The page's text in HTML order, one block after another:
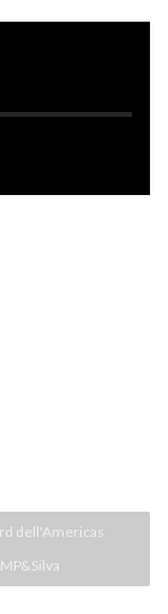
dell'Americas